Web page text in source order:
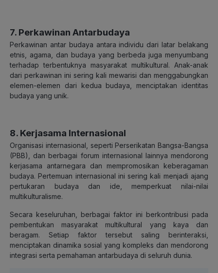
7. Perkawinan Antarbudaya
Perkawinan antar budaya antara individu dari latar belakang
etnis, agama, dan budaya yang berbeda juga menyumbang
terhadap terbentuknya masyarakat multikultural. Anak-anak
dari perkawinan ini sering kali mewarisi dan menggabungkan
elemen-elemen dari kedua budaya, menciptakan identitas
budaya yang unik.
8. Kerjasama Internasional
Organisasi internasional, seperti Perserikatan Bangsa-Bangsa
(PBB), dan berbagai forum internasional lainnya mendorong
kerjasama antarnegara dan mempromosikan keberagaman
budaya. Pertemuan internasional ini sering kali menjadi ajang
pertukaran budaya dan ide, memperkuat nilai-nilai
multikulturalisme.
Secara keseluruhan, berbagai faktor ini berkontribusi pada
pembentukan masyarakat multikultural yang kaya dan
beragam. Setiap faktor tersebut saling berinteraksi,
menciptakan dinamika sosial yang kompleks dan mendorong
integrasi serta pemahaman antarbudaya di seluruh dunia.